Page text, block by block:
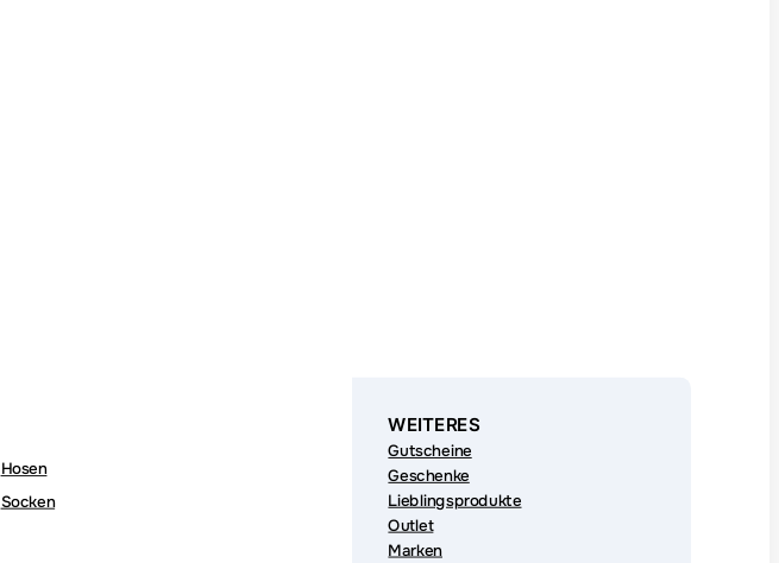
Hosen
Socken
WEITERES
Gutscheine
Geschenke
Lieblingsprodukte
Outlet
Marken